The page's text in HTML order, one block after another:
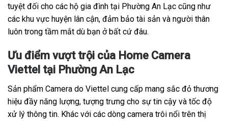
tuyệt đối cho các hộ gia đình tại Phường An Lạc cũng như
các khu vực huyện lân cận, đảm bảo tài sản và người thân
luôn trong tầm mắt dù bạn ở bất cứ đâu.
Ưu điểm vượt trội của Home Camera
Viettel tại Phường An Lạc
Sản phẩm Camera do Viettel cung cấp mang sắc đỏ thương
hiệu đầy năng lượng, tượng trưng cho sự tin cậy và tốc độ
xử lý thông tin. Khác với các dòng camera trôi nổi trên thị